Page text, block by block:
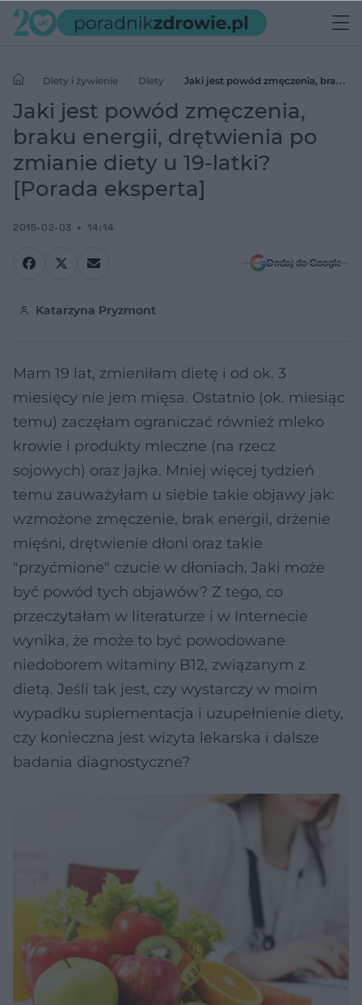
Diety i żywienie Diety
Jaki jest powód zmęczenia, braku
energii, drętwienia po zmianie diety u 19-latki? [Porada eksperta]
Jaki jest powód zmęczenia,
braku energii, drętwienia po
zmianie diety u 19-latki?
[Porada eksperta]
2015-02-03 14:14
Dodaj do Google
Katarzyna Pryzmont
Mam 19 lat, zmieniłam dietę i od ok. 3
miesięcy nie jem mięsa. Ostatnio (ok. miesiąc
temu) zaczęłam ograniczać również mleko
krowie i produkty mleczne (na rzecz
sojowych) oraz jajka. Mniej więcej tydzień
temu zauważyłam u siebie takie objawy jak:
wzmożone zmęczenie, brak energii, drżenie
mięśni, drętwienie dłoni oraz takie
"przyćmione" czucie w dłoniach. Jaki może
być powód tych objawów? Z tego, co
przeczytałam w literaturze i w Internecie
wynika, że może to być powodowane
niedoborem witaminy B12, związanym z
dietą. Jeśli tak jest, czy wystarczy w moim
wypadku suplementacja i uzupełnienie diety,
czy konieczna jest wizyta lekarska i dalsze
badania diagnostyczne?